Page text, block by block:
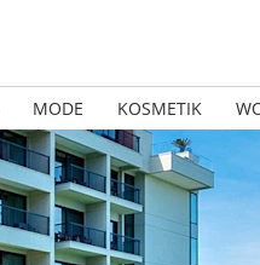
MODE KOSMETIK